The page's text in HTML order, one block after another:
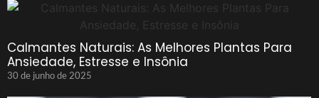
Calmantes Naturais: As Melhores Plantas Para
Ansiedade, Estresse e Insônia
30 de junho de 2025